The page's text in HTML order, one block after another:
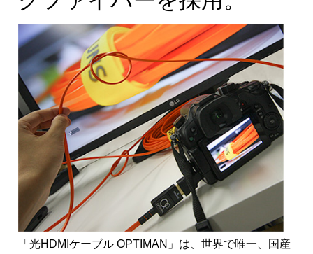
「 光HDMIケーブル OPTIMAN 」は、世界で唯一、国産